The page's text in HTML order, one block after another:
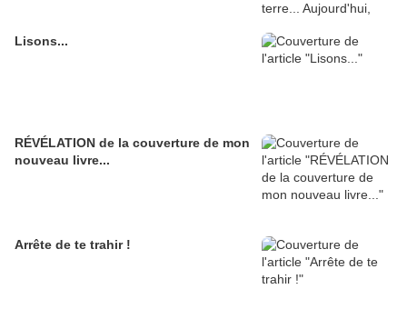
Lisons...
RÉVÉLATION de la couverture de mon
nouveau livre...
Arrête de te trahir !